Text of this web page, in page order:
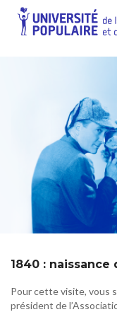
2526-10 – 1840
1840 : naissance
Pour cette visite, vous
président de